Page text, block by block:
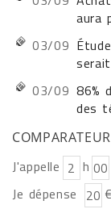
aura
03/09
03/09 86%
des
J'appelle h
Je dépense